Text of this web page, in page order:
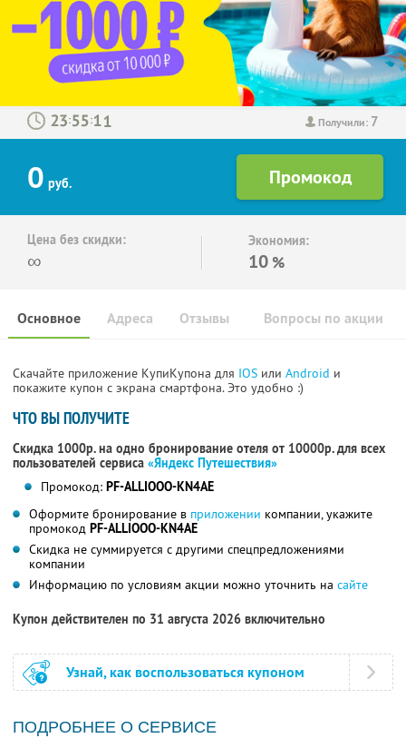
Получили: 7
: :
0 руб.
Цена без скидки:
∞
Экономия:
10 %
Основное Отзывы Вопросы по акции
Адреса
Скачайте приложение КупиКупона для IOS или Android и
покажите купон с экрана смартфона. Это удобно :)
ЧТО ВЫ ПОЛУЧИТЕ
Скидка 1000р. на одно бронирование отеля от 10000р. для всех
пользователей сервиса «Яндекс Путешествия»
Промокод: PF-ALLIOOO-KN4AE
Оформите бронирование в приложении компании, укажите
промокод PF-ALLIOOO-KN4AE
Скидка не суммируется с другими спецпредложениями
компании
Информацию по условиям акции можно уточнить на сайте
Купон действителен по 31 августа 2026 включительно
Узнай, как воспользоваться купоном
ПОДРОБНЕЕ О СЕРВИСЕ